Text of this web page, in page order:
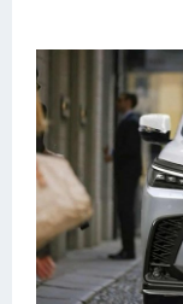
Тойота
Лодки
Шкода
Вертолеты
Мазда
Самокаты